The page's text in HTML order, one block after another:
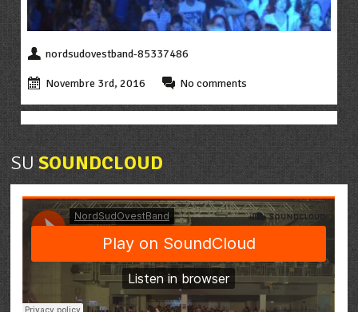
nordsudovestband-85337486
Novembre 3rd, 2016 No comments
SUSOUNDCLOUD